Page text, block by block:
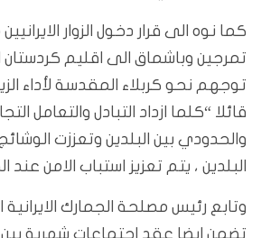
كما نوه الى قرار دخول الزوار
تمرجين وباشماق الى اقليم
توجهم نحو كربلاء المقدسة لأداء
قائلا “كلما ازداد التبادل والتعامل
والحدودي بين البلدين وتعززت
البلدين ، يتم تعزيز استباب الامن عند
وتابع رئيس مصلحة الجمارك الايرانية
تضمن ايضا عقد اجتماعات شهرية